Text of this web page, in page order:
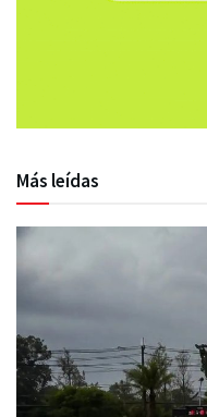
Más leídas